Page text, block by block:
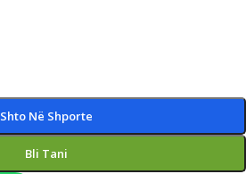
Shto Në Shporte
Bli Tani